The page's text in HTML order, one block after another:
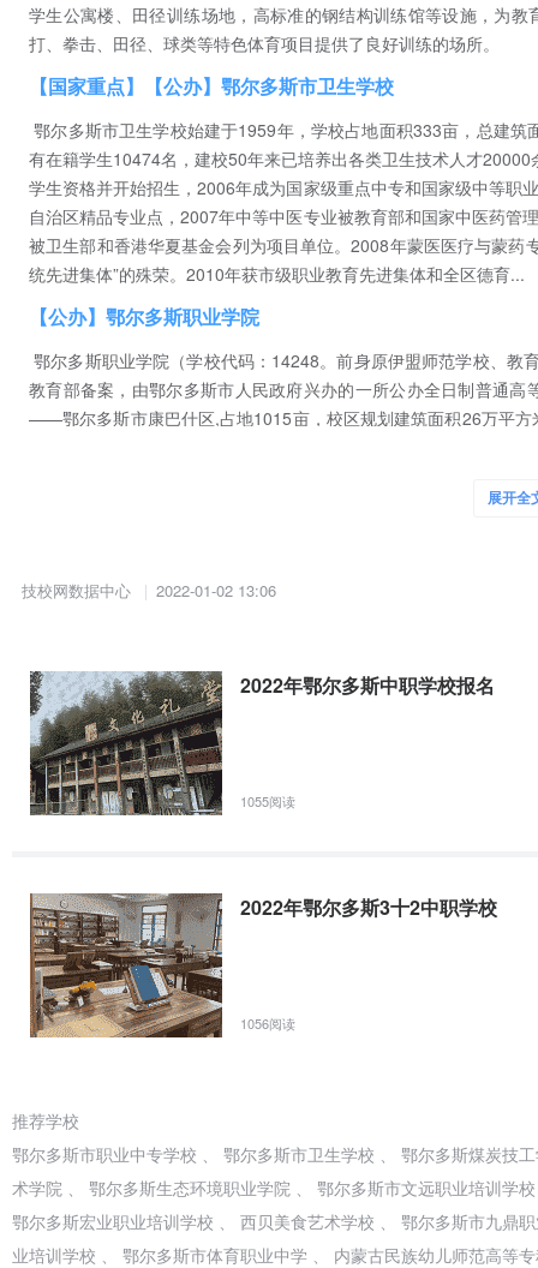
学生公寓楼、田径训练场地，高标准的钢结构训练馆等设施，为
打、拳击、田径、球类等特色体育项目提供了良好训练的场所。
【国家重点】【公办】鄂尔多斯市卫生学校
鄂尔多斯市卫生学校始建于1959年，学校占地面积333亩，总建
有在籍学生10474名，建校50年来已培养出各类卫生技术人才
学生资格并开始招生，2006年成为国家级重点中专和国家级中等职
自治区精品专业点，2007年中等中医专业被教育部和国家中医药
被卫生部和香港华夏基金会列为项目单位。2008年蒙医医疗与蒙
统先进集体”的殊荣。2010年获市级职业教育先进集体和全区德育...
【公办】鄂尔多斯职业学院
鄂尔多斯职业学院（学校代码：14248。前身原伊盟师范学校、
教育部备案，由鄂尔多斯市人民政府兴办的一所公办全日制普通
——鄂尔多斯市康巴什区,占地1015亩，校区规划建筑面积26万平
筑工程系、人文系、基础部7个教学系部及内蒙古鄂尔多斯分校和1
伊金霍洛旗职业高级中学始建于1977年，是伊金霍洛旗唯一一所
级技能型人才。
【国家重点】【公办】鄂尔多斯生态环境职业学院
鄂尔多斯市农牧学校创建于1978年，建校三十年来，为鄂尔多斯
点职业高中达拉特旗职业高中划归市农牧学校，实现了强强联合
校。2009年，市政府决定三年投资近亿元，用于加强我校基础设
【公办】鄂尔多斯煤炭技工学校
鄂尔多斯煤炭技工学校（原鄂尔多斯煤炭技术培训学校）创办于
建、管理，2010年1月又经内蒙古自治区劳动厅批复成立的一所公
级职业技能鉴定所、煤矿安全技术培训中心，并承担煤矿特种工种
培训与煤矿职业技能鉴定为一体的多形式、多渠道的办学模式，是
准旗职业高级中学是全旗唯一一所中等职业学校，原位于准格尔
校始建于1985年，二十多年来，学校几经波折、几度沉浮，在逆境
在几代职中人的艰苦奋斗和不懈努力下，学校在各方面的发展都取
【公办】内蒙古民族幼儿师范高等专科学校
展开全
技校网数据中心 2022-01-02 13:06
2022年鄂尔多斯中职学校报名
1055阅读
2022年鄂尔多斯3十2中职学校
1056阅读
推荐学校
鄂尔多斯市职业中专学校 、 鄂尔多斯市卫生学校 、 鄂尔多斯煤炭技
术学院 、 鄂尔多斯生态环境职业学院 、 鄂尔多斯市文远职业培训学
鄂尔多斯宏业职业培训学校 、 西贝美食艺术学校 、 鄂尔多斯市九鼎
业培训学校 、 鄂尔多斯市体育职业中学 、 内蒙古民族幼儿师范高等